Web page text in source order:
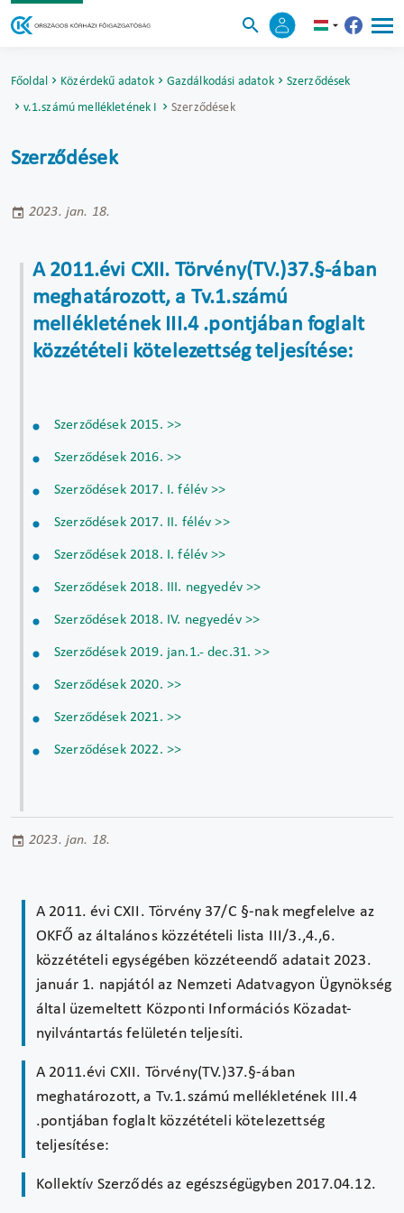
Főoldal Közérdekű adatok Gazdálkodási adatok
Szerződések
a Tv.1.számú mellékletének III.4 .pontjában foglalt közzétételi
Szerződések
Szerződések
2023. jan. 18.
A 2011.évi CXII. Törvény(TV.)37.§-ában
meghatározott, a Tv.1.számú
mellékletének III.4 .pontjában foglalt
közzétételi kötelezettség teljesítése:
Szerződések 2015. >>
Szerződések 2016. >>
Szerződések 2017. I. félév >>
Szerződések 2017. II. félév >>
Szerződések 2018. I. félév >>
Szerződések 2018. III. negyedév >>
Szerződések 2018. IV. negyedév >>
Szerződések 2019. jan.1.- dec.31. >>
Szerződések 2020. >>
Szerződések 2021. >>
Szerződések 2022. >>
2023. jan. 18.
A 2011. évi CXII. Törvény 37/C §-nak megfelelve az
OKFŐ az általános közzétételi lista III/3.,4.,6.
közzétételi egységében közzéteendő adatait 2023.
január 1. napjától az Nemzeti Adatvagyon Ügynökség
által üzemeltett Központi Információs Közadat-
nyilvántartás felületén teljesíti.
A 2011.évi CXII. Törvény(TV.)37.§-ában
meghatározott, a Tv.1.számú mellékletének III.4
.pontjában foglalt közzétételi kötelezettség
teljesítése:
Kollektív Szerződés az egészségügyben 2017.04.12.